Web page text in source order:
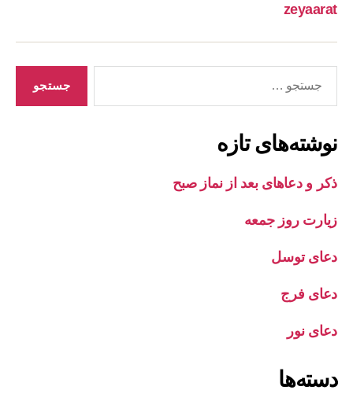
zeyaarat
نوشته‌های تازه
ذکر و دعاهای بعد از نماز صبح
زیارت روز جمعه
دعای توسل
دعای فرج
دعای نور
دسته‌ها